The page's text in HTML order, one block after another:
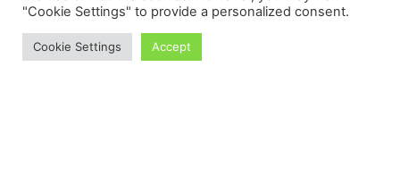
We use cookies on our website to give you the most
relevant experience. By clicking “Accept”, you consent to
the use of ALL the cookies. However, you may visit